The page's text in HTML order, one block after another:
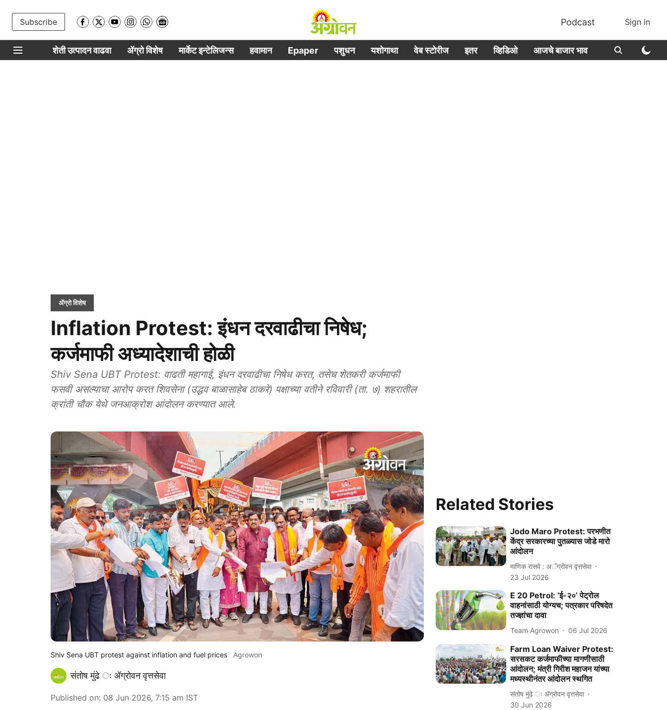
Subscribe Podcast Sign in
शेती उत्पादन वाढवा ॲग्रो विशेष मार्केट इन्टेलिजन्स हवामान Epaper पशुधन यशोगाथा वेब स्टोरीज इतर व्हिडिओ आजचे बाजार भाव
ॲग्रो विशेष
Inflation Protest: इंधन दरवाढीचा निषेध;
कर्जमाफी अध्यादेशाची होळी
Shiv Sena UBT Protest: वाढती महागाई, इंधन दरवाढीचा निषेध करत, तसेच शेतकरी कर्जमाफी
फसवी असल्याचा आरोप करत शिवसेना (उद्धव बाळासाहेब ठाकरे) पक्षाच्या वतीने रविवारी (ता. ७) शहरातील
क्रांती चौक येथे जनआक्रोश आंदोलन करण्यात आले.
Shiv Sena UBT protest against inflation and fuel prices Agrowon
संतोष मुंढे ः ॲग्रोवन वृत्तसेवा
Published on: 08 Jun 2026, 7:15 am IST
Related Stories
Jodo Maro Protest: परभणीत
केंद्र सरकारच्या पुतळ्यास जोडे मारो
आंदोलन
माणिक रासवे : अॅग्रोवन वृत्तसेवा
23 Jul 2026
E 20 Petrol: ‘ई-२०’ पेट्रोल
वाहनांसाठी योग्यच; पत्रकार परिषदेत
तज्ज्ञांचा दावा
Team Agrowon 06 Jul 2026
Farm Loan Waiver Protest:
सरसकट कर्जमाफीच्या मागणीसाठी
आंदोलन; मंत्री गिरीश महाजन यांच्या
मध्यस्थीनंतर आंदोलन स्थगित
संतोष मुंढे ः ॲग्रोवन वृत्तसेवा
30 Jun 2026